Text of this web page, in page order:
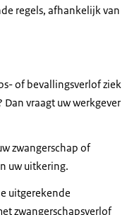
regels, afhankelijk van
of bevallingsverlof ziek
vraagt uw werkgever
zwangerschap of
uw uitkering.
uitgerekende
zwangerschapsverlof